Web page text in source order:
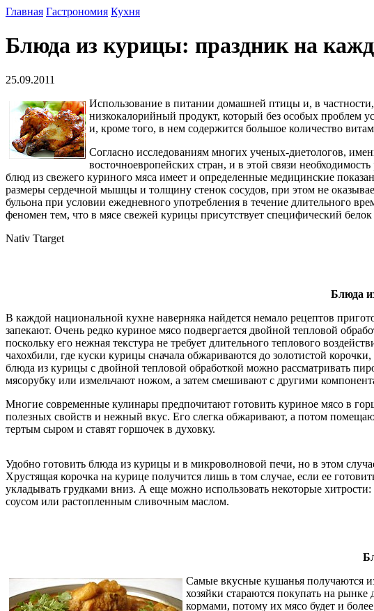
Главная Гастрономия Кухня
Блюда из курицы: праздник на
25.09.2011
Использование в питании домашней птицы и, в
низкокалорийный продукт, который без особых проблем
и, кроме того, в нем содержится большое количество
Согласно исследованиям многих ученых-диетологов,
восточноевропейских стран, и в этой связи
блюд из свежего куриного мяса имеет и определенные медицинские
размеры сердечной мышцы и толщину стенок сосудов, при этом не
бульона при условии ежедневного употребления в течение длительного
феномен тем, что в мясе свежей курицы присутствует специфический
Nativ Ttarget
Блюда
В каждой национальной кухне наверняка найдется немало рецептов
запекают. Очень редко куриное мясо подвергается двойной тепловой
поскольку его нежная текстура не требует длительного теплового
чахохбили, где куски курицы сначала обжариваются до золотистой
блюда из курицы с двойной тепловой обработкой можно рассматривать
мясорубку или измельчают ножом, а затем смешивают с другими
Многие современные кулинары предпочитают готовить куриное мясо в
полезных свойств и нежный вкус. Его слегка обжаривают, а потом
тертым сыром и ставят горшочек в духовку.
Удобно готовить блюда из курицы и в микроволновой печи, но в этом
Хрустящая корочка на курице получится лишь в том случае, если ее
укладывать грудками вниз. А еще можно использовать некоторые
соусом или растопленным сливочным маслом.
Самые вкусные кушанья получаются
хозяйки стараются покупать на
кормами, потому их мясо будет и